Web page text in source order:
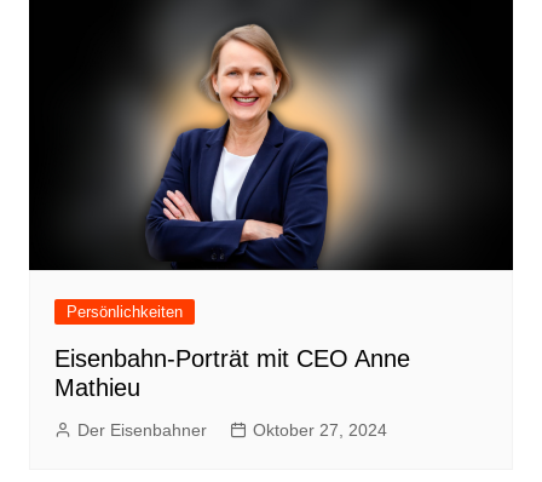
Persönlichkeiten
Eisenbahn-Porträt mit CEO Anne
Mathieu
Der Eisenbahner Oktober 27, 2024